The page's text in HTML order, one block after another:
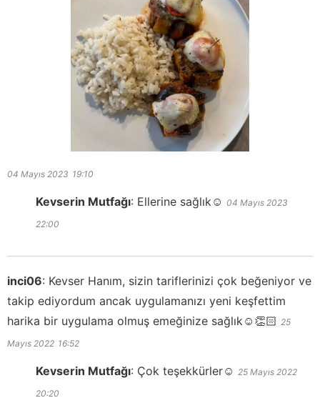
04 Mayıs 2023 19:10
Kevserin Mutfağı: Ellerine sağlık☺️ 04 Mayıs 2023
22:00
inci06: Kevser Hanım, sizin tariflerinizi çok beğeniyor ve
takip ediyordum ancak uygulamanızı yeni keşfettim
harika bir uygulama olmuş emeğinize sağlık☺️👏🏻 25
Mayıs 2022 16:52
Kevserin Mutfağı: Çok teşekkürler☺️ 25 Mayıs 2022
20:20